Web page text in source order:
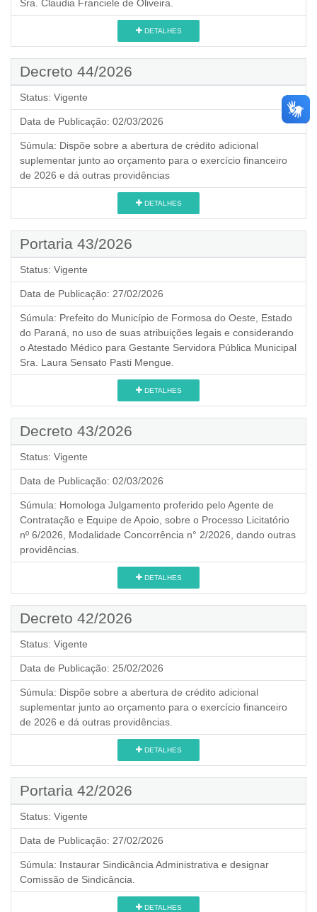
Sra. Claudia Franciele de Oliveira.
DETALHES
Decreto 44/2026
Status: Vigente
Data de Publicação: 02/03/2026
Súmula: Dispõe sobre a abertura de crédito adicional
suplementar junto ao orçamento para o exercício financeiro
de 2026 e dá outras providências
DETALHES
Portaria 43/2026
Status: Vigente
Data de Publicação: 27/02/2026
Súmula: Prefeito do Município de Formosa do Oeste, Estado
do Paraná, no uso de suas atribuições legais e considerando
o Atestado Médico para Gestante Servidora Pública Municipal
Sra. Laura Sensato Pasti Mengue.
DETALHES
Decreto 43/2026
Status: Vigente
Data de Publicação: 02/03/2026
Súmula: Homologa Julgamento proferido pelo Agente de
Contratação e Equipe de Apoio, sobre o Processo Licitatório
nº 6/2026, Modalidade Concorrência n° 2/2026, dando outras
providências.
DETALHES
Decreto 42/2026
Status: Vigente
Data de Publicação: 25/02/2026
Súmula: Dispõe sobre a abertura de crédito adicional
suplementar junto ao orçamento para o exercício financeiro
de 2026 e dá outras providências.
DETALHES
Portaria 42/2026
Status: Vigente
Data de Publicação: 27/02/2026
Súmula: Instaurar Sindicância Administrativa e designar
Comissão de Sindicância.
DETALHES